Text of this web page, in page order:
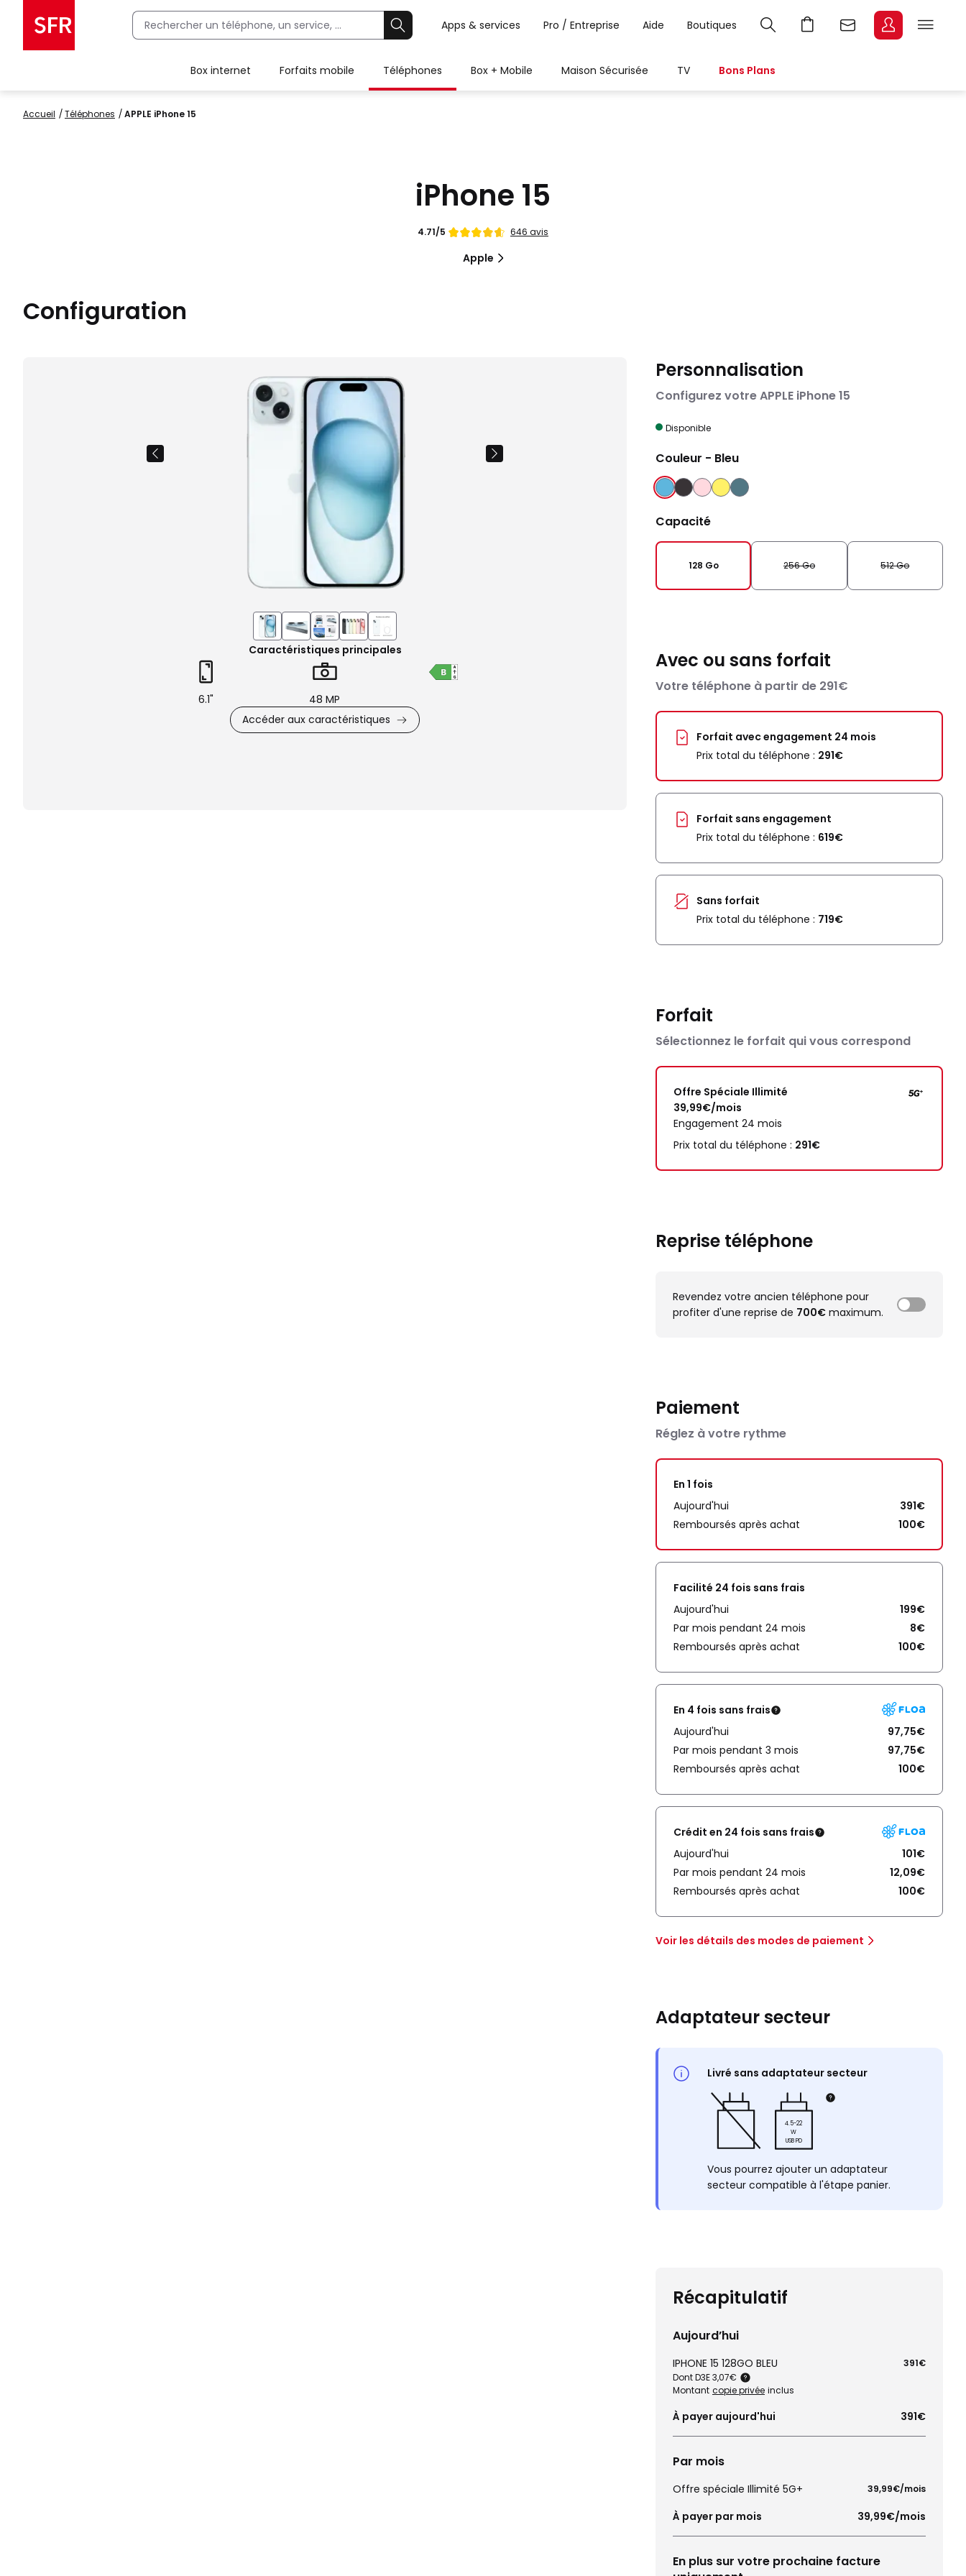
Apps & services Pro / Entreprise Aide Boutiques
Box internet Forfaits mobile Téléphones Box + Mobile Maison Sécurisée TV Bons Plans
Accueil Téléphones APPLE iPhone 15
iPhone 15
Note
4.71/5 646 avis
Apple
Configuration
Images
produit
Caractéristiques principales
6.1"
48 MP
Accéder aux caractéristiques
Personnalisation
Configurez votre APPLE iPhone 15
Disponible
Couleur - Bleu
BLEU NOIR ROSE JAUNE
Capacité
128 Go 256 Go 512 Go
Avec ou sans forfait
Votre téléphone à partir de 291€
Forfait avec engagement 24 mois
Prix total du téléphone : 291€
Forfait sans engagement
Prix total du téléphone : 619€
Sans forfait
Prix total du téléphone : 719€
Forfait
Sélectionnez le forfait qui vous correspond
Offre Spéciale Illimité
39,99€/mois
Engagement 24 mois
Prix total du téléphone : 291€
Reprise téléphone
Revendez votre ancien téléphone pour
profiter d'une reprise de 700€ maximum.
Paiement
Réglez à votre rythme
En 1 fois
Aujourd'hui
391€
Remboursés après achat
100€
Facilité 24 fois sans frais
Aujourd'hui
199€
Par mois pendant 24 mois
8€
Remboursés après achat
100€
En 4 fois sans frais
Aujourd'hui
97,75€
Par mois pendant 3 mois
97,75€
Remboursés après achat
100€
Crédit en 24 fois sans frais
Aujourd'hui
101€
Par mois pendant 24 mois
12,09€
Remboursés après achat
100€
Voir les détails des modes de paiement
Adaptateur secteur
Livré sans adaptateur secteur
4.5-22
W
USB PD
Vous pourrez ajouter un adaptateur
secteur compatible à l'étape panier.
Récapitulatif
Aujourd’hui
IPHONE 15 128GO BLEU
Dont D3E 3,07€
Montant copie privée inclus
391€
À payer aujourd'hui 391€
Par mois
Offre spéciale Illimité 5G+ 39,99€/mois
À payer par mois 39,99€/mois
En plus sur votre prochaine facture